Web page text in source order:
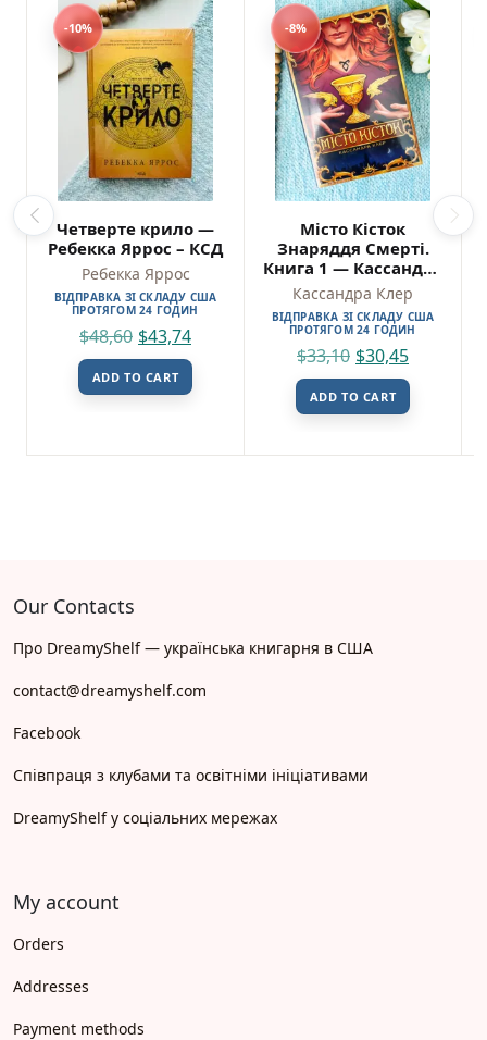
-10%
Четверте крило —
Ребекка Яррос – КСД
Ребекка Яррос
ВІДПРАВКА ЗІ СКЛАДУ США
ПРОТЯГОМ 24 ГОДИН
$48,60 $43,74
ADD TO CART
-8%
Місто Кісток
Знаряддя Смерті.
Книга 1 — Кассандра
Клер
Кассандра Клер
ВІДПРАВКА ЗІ СКЛАДУ США
ПРОТЯГОМ 24 ГОДИН
$33,10 $30,45
ADD TO CART
Our Contacts
Про DreamyShelf — українська книгарня в США
contact@dreamyshelf.com
Facebook
Співпраця з клубами та освітніми ініціативами
DreamyShelf у соціальних мережах
My account
Orders
Addresses
Payment methods